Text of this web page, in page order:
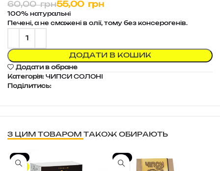
60,00грн55,00 грн
100% натуральні
Печені, а не смажені в олії, тому без консерогенів.
ДОДАТИ В КОШИК
Додати в обране
Категорія: ЧИПСИ СОЛОНІ
Поділитись:
З ЦИМ ТОВАРОМ ТАКОЖ ОБИРАЮТЬ
-9%
TOP
-8%